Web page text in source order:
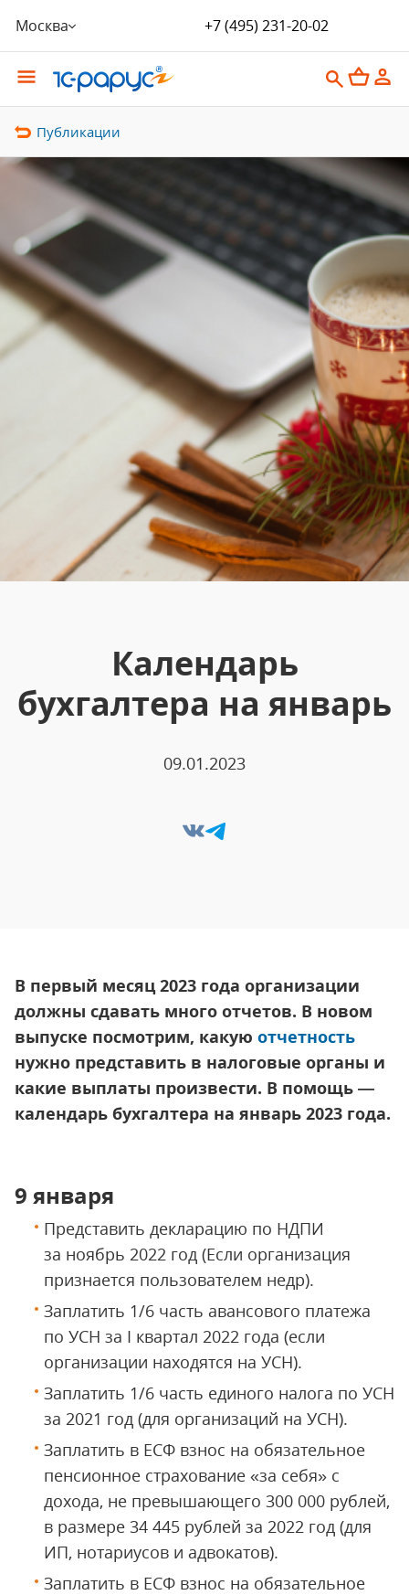
Москва +7 (495) 231-20-02
Публикации
Календарь
бухгалтера на январь
09.01.2023
В первый месяц 2023 года организации
должны сдавать много отчетов. В новом
выпуске посмотрим, какую отчетность
нужно представить в налоговые органы и
какие выплаты произвести. В помощь —
календарь бухгалтера на январь 2023 года.
9 января
Представить декларацию по НДПИ
за ноябрь 2022 год (Если организация
признается пользователем недр).
Заплатить 1/6 часть авансового платежа
по УСН за I квартал 2022 года (если
организации находятся на УСН).
Заплатить 1/6 часть единого налога по УСН
за 2021 год (для организаций на УСН).
Заплатить в ЕСФ взнос на обязательное
пенсионное страхование «за себя» с
дохода, не превышающего 300 000 рублей,
в размере 34 445 рублей за 2022 год (для
ИП, нотариусов и адвокатов).
Заплатить в ЕСФ взнос на обязательное